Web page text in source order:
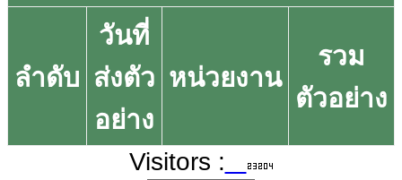
ลำดับ
วันที่
ส่งตัว
อย่าง
หน่วยงาน
รวม
ตัวอย่าง
Visitors :